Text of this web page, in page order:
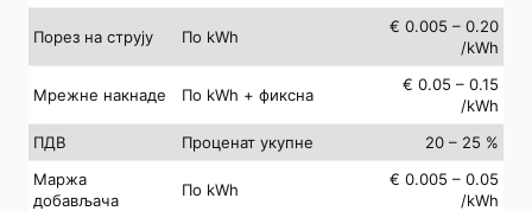
Порез на струју По kWh
€ 0.005 – 0.20
/kWh
Мрежне накнаде По kWh + фиксна
€ 0.05 – 0.15
/kWh
ПДВ
Проценат укупне
20 – 25 %
Маржа
добављача
По kWh
€ 0.005 – 0.05
/kWh